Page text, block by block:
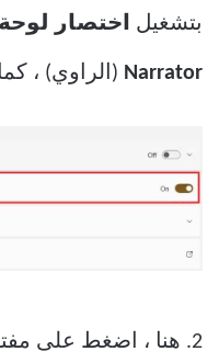
بتشغيل اختصار
Narrator (الراوي) ،
2. هنا ، اضغط على مفتاحي